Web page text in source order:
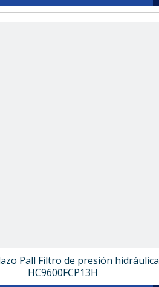
Pall Filtro de presión hidráulica
HC9600FCP13H